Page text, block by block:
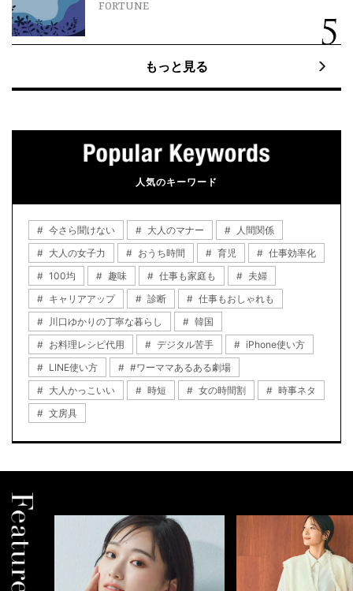
FORTUNE
もっと見る
人気のキーワード
今さら聞けない 大人のマナー
人間関係
大人の女子力
おうち時間 育児
仕事効率化
100均
趣味 仕事も家庭も
夫婦
キャリアアップ
診断
仕事もおしゃれも
川口ゆかりの丁寧な暮らし
韓国
お料理レシピ代用
デジタル苦手
iPhone使い方
LINE使い方
#ワーママあるある劇場
大人かっこいい
時短 女の時間割
時事ネタ
文房具